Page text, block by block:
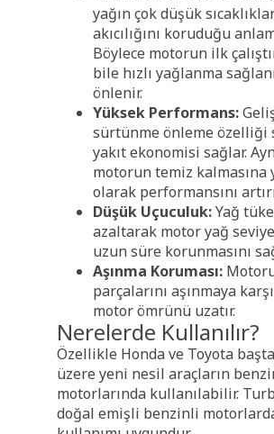
yağın çok düşük
akıcılığını koruduğu
Böylece motorun ilk
bile hızlı yağlanma
önlenir.
Yüksek Performans:
sürtünme önleme özelliği
yakıt ekonomisi sağlar.
motorun temiz kalmasına
olarak performansını
Düşük Uçuculuk:Yağ
azaltarak motor yağ
uzun süre korunmasını
Aşınma Koruması:
parçalarını aşınmaya
motor ömrünü uzatır.
Nerelerde Kullanılır?
Özellikle Honda ve Toyota
üzere yeni nesil araçların
motorlarında kullanılabilir.
doğal emişli benzinli